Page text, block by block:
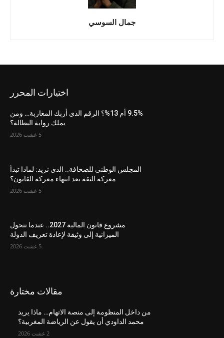
جمال السوسي
اختيارات المحرر
9.5% أم 13%؟ الرقم الذي أربك المغاربة… ومن
يملك رواية البطالة؟
5 غشت 2026
المجلس الوطني للصحافة.. الذي نريد: لماذا تبدأ
معركة الثقة بعد انتهاء معركة القانون؟
5 غشت 2026
مشروع قانون المالية 2027.. عندما تتحول
الميزانية إلى وثيقة لإعادة تعريف الدولة
5 غشت 2026
مقالات مختارة
من داخل المنظومة إلى منصة الاتهام… ماذا يريد
محمد الداودي أن يقول عن الرياضة المغربية؟
2 غشت 2026